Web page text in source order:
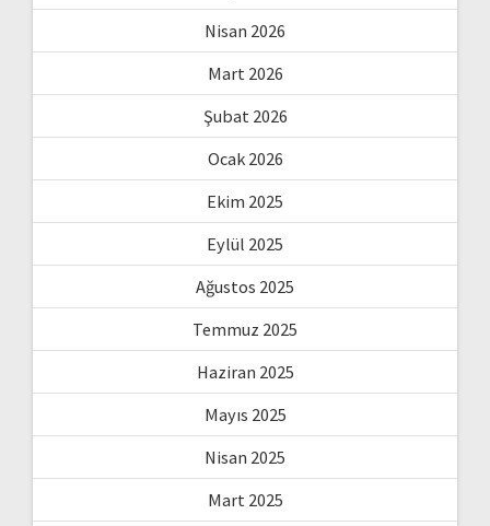
Nisan 2026
Mart 2026
Şubat 2026
Ocak 2026
Ekim 2025
Eylül 2025
Ağustos 2025
Temmuz 2025
Haziran 2025
Mayıs 2025
Nisan 2025
Mart 2025